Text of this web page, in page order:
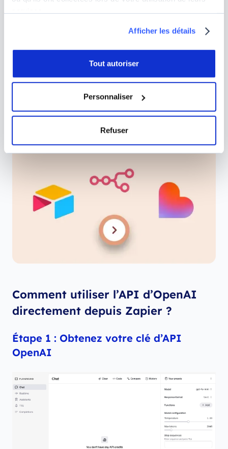
Afficher les détails
Tout autoriser
Personnaliser
Refuser
Comment utiliser l’API d’OpenAI
directement depuis Zapier ?
Étape 1 : Obtenez votre clé d’API
OpenAI